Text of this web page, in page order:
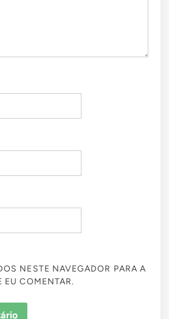
NESTE NAVEGADOR PARA A
EU COMENTAR.